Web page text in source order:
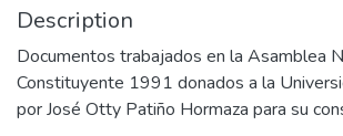
Description
Documentos trabajados en la Asamblea
Constituyente 1991 donados a la
por José Otty Patiño Hormaza para su